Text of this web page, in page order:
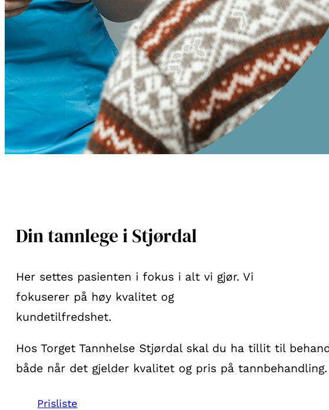
Din tannlege i Stjørdal
Her settes pasienten i fokus i alt vi gjør. Vi
fokuserer på høy kvalitet og
kundetilfredshet.
Hos Torget Tannhelse Stjørdal skal du ha tillit til
både når det gjelder kvalitet og pris på tannbehandling.
Prisliste